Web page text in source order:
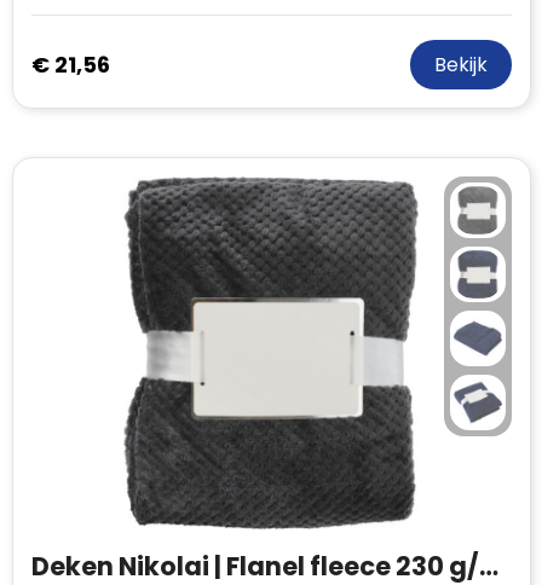
€ 21,56 Bekijk
Deken Nikolai | Flanel fleece 230 g/m² | Wafelpatroon